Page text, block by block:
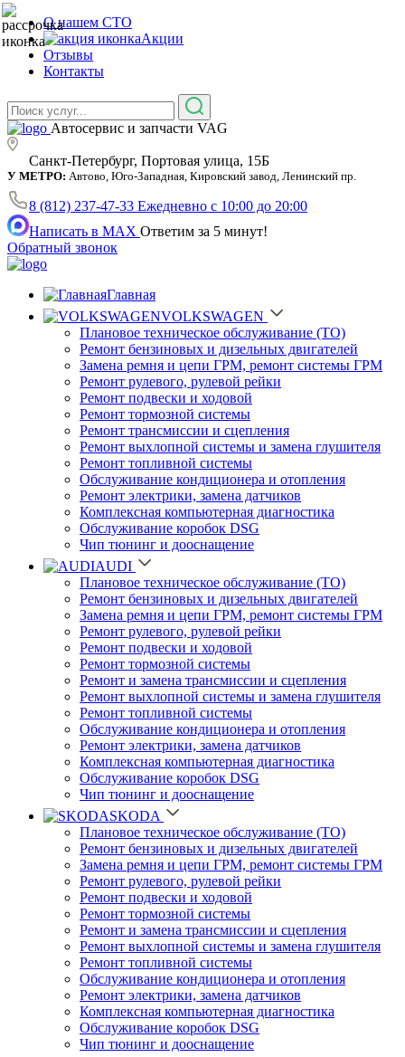
О нашем СТО
Акции
Отзывы
Контакты
Автосервис и запчасти VAG
Санкт-Петербург, Портовая улица, 15Б
У МЕТРО: Автово, Юго-Западная, Кировский завод, Ленинский пр.
8 (812) 237-47-33 Ежедневно с 10:00 до 20:00
Написать в MAX Ответим за 5 минут!
Обратный звонок
Главная
VOLKSWAGEN
Плановое техническое обслуживание (ТО)
Ремонт бензиновых и дизельных двигателей
Замена ремня и цепи ГРМ, ремонт системы ГРМ
Ремонт рулевого, рулевой рейки
Ремонт подвески и ходовой
Ремонт тормозной системы
Ремонт трансмиссии и сцепления
Ремонт выхлопной системы и замена глушителя
Ремонт топливной системы
Обслуживание кондиционера и отопления
Ремонт электрики, замена датчиков
Комплексная компьютерная диагностика
Обслуживание коробок DSG
Чип тюнинг и дооснащение
AUDI
Плановое техническое обслуживание (ТО)
Ремонт бензиновых и дизельных двигателей
Замена ремня и цепи ГРМ, ремонт системы ГРМ
Ремонт рулевого, рулевой рейки
Ремонт подвески и ходовой
Ремонт тормозной системы
Ремонт и замена трансмиссии и сцепления
Ремонт выхлопной системы и замена глушителя
Ремонт топливной системы
Обслуживание кондиционера и отопления
Ремонт электрики, замена датчиков
Комплексная компьютерная диагностика
Обслуживание коробок DSG
Чип тюнинг и дооснащение
SKODA
Плановое техническое обслуживание (ТО)
Ремонт бензиновых и дизельных двигателей
Замена ремня и цепи ГРМ, ремонт системы ГРМ
Ремонт рулевого, рулевой рейки
Ремонт подвески и ходовой
Ремонт тормозной системы
Ремонт и замена трансмиссии и сцепления
Ремонт выхлопной системы и замена глушителя
Ремонт топливной системы
Обслуживание кондиционера и отопления
Ремонт электрики, замена датчиков
Комплексная компьютерная диагностика
Обслуживание коробок DSG
Чип тюнинг и дооснащение